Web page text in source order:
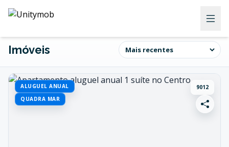
Imóveis
ALUGUEL ANUAL
QUADRA MAR
9012